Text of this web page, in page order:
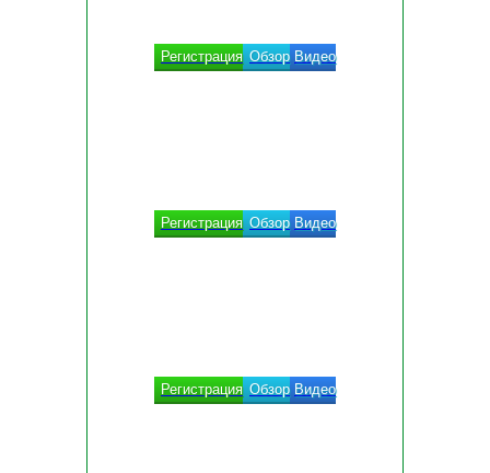
Регистрация Обзор Видео
Регистрация Обзор Видео
Регистрация Обзор Видео